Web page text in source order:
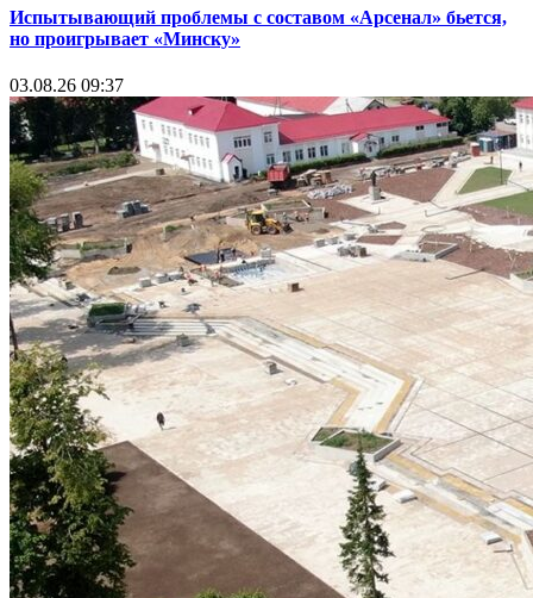
Испытывающий проблемы с составом «Арсенал» бьется,
но проигрывает «Минску»
03.08.26 09:37